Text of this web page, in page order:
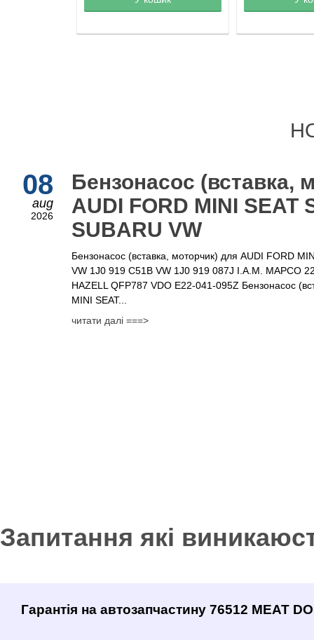
08
aug
2026
Бензонасос (вставка,
AUDI FORD MINI SEAT
SUBARU VW
Бензонасос (вставка, моторчик) для AUDI FORD
VW 1J0 919 C51B VW 1J0 919 087J I.A.M. MAPCO
HAZELL QFP787 VDO E22-041-095Z Бензонасос
MINI SEAT...
читати далі ===>
Запитання які
Гарантія на автозапчастину 76512 MEAT